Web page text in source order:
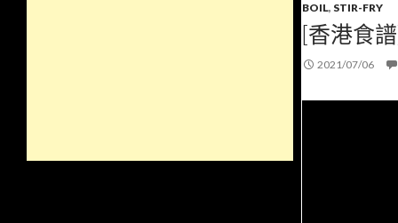
BOIL, STIR-FRY
[香港食
2021/07/06